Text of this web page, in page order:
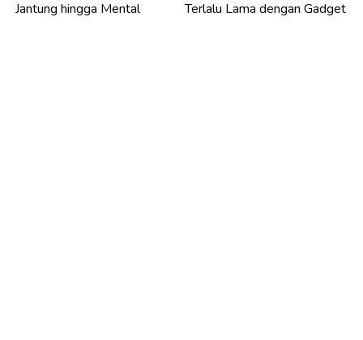
Jantung hingga Mental
Terlalu Lama dengan Gadget